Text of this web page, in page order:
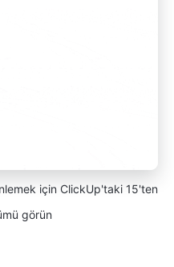
için ClickUp'taki 15'ten
görün